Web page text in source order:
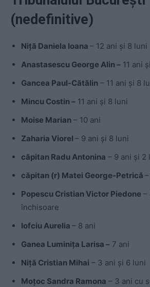
(nedefinitive)
Niţă Daniela Ioana – 12 ani și 8 luni
Anastasescu George Alin – 11 ani
Gancea Paul-Cătălin – 11 ani și 8
Mincu Costin – 11 ani și 8 luni
Moise Marian – 10 ani
Zaharia Viorel – 9 ani și 8 luni
căpitan Radu Antonina – 9 ani și 2
căpitan (r) Matei George-Petrică
Popescu Cristian Victor Piedone –
închisoare
Iofciu Aurelia – 8 ani
Ganea Luminiţa Larisa – 7 ani
Niţă Cristian Mihai – 3 ani și 6 luni
Moţoc Sandra Ramona – 3 ani cu